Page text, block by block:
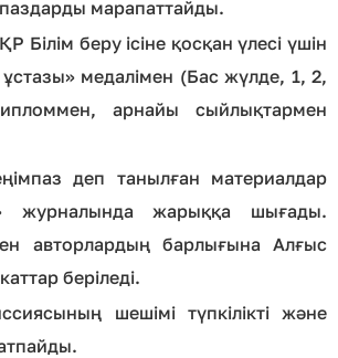
марапаттайды.
Білім беру ісіне қосқан үлесі үшін
ұстазы» медалімен (Бас жүлде, 1, 2,
арнайы сыйлықтармен
деп танылған материалдар
журналында жарыққа шығады.
авторлардың барлығына Алғыс
беріледі.
шешімі түпкілікті және